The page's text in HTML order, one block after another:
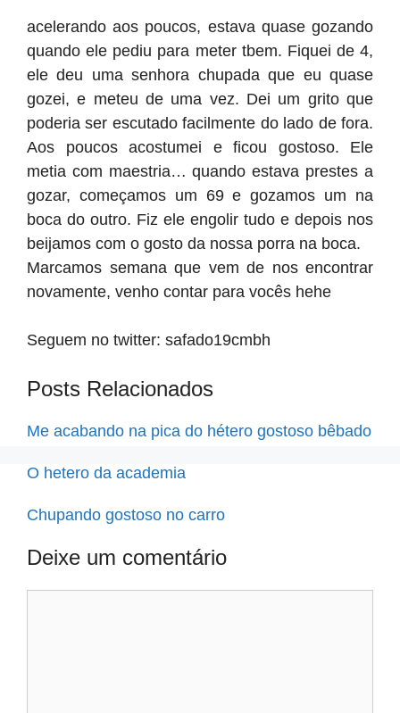
acelerando aos poucos, estava quase gozando
quando ele pediu para meter tbem. Fiquei de 4,
ele deu uma senhora chupada que eu quase
gozei, e meteu de uma vez. Dei um grito que
poderia ser escutado facilmente do lado de fora.
Aos poucos acostumei e ficou gostoso. Ele
metia com maestria… quando estava prestes a
gozar, começamos um 69 e gozamos um na
boca do outro. Fiz ele engolir tudo e depois nos
beijamos com o gosto da nossa porra na boca.
Marcamos semana que vem de nos encontrar
novamente, venho contar para vocês hehe
Seguem no twitter: safado19cmbh
Posts Relacionados
Me acabando na pica do hétero gostoso bêbado
O hetero da academia
Chupando gostoso no carro
Deixe um comentário